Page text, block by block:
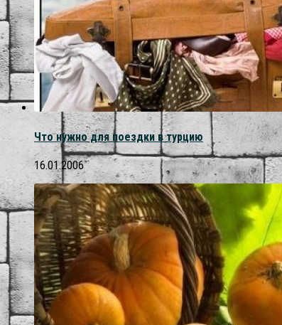
Что нужно для поездки в турцию
16.01.2006